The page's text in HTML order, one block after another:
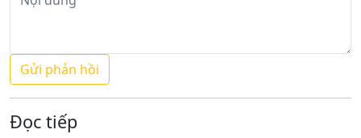
Đọc tiếp